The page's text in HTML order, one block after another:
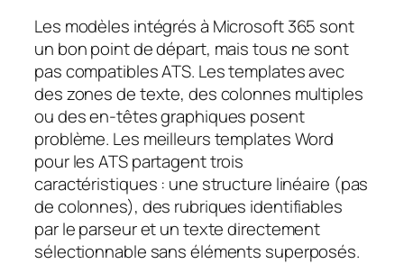
Les modèles intégrés à Microsoft 365 sont
un bon point de départ, mais tous ne sont
pas compatibles ATS. Les templates avec
des zones de texte, des colonnes multiples
ou des en-têtes graphiques posent
problème. Les meilleurs templates Word
pour les ATS partagent trois
caractéristiques : une structure linéaire (pas
de colonnes), des rubriques identifiables
par le parseur et un texte directement
sélectionnable sans éléments superposés.